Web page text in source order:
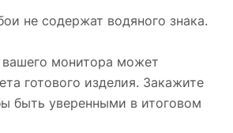
не содержат водяного знака.
монитора может
готового изделия. Закажите
быть уверенными в итоговом